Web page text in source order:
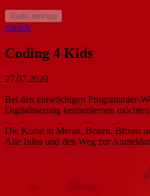
Radio ein/aus
zurück
Coding 4 Kids
27.07.2020
Bei den einwöchigen Programmier-
Digitalisierung kennenlernen
Die Kurse in Meran, Bozen, Brixen
Alle Infos und den Weg zur